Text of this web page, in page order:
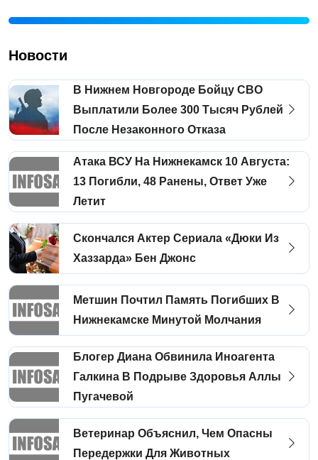
Новости
В Нижнем Новгороде Бойцу СВО
Выплатили Более 300 Тысяч Рублей
После Незаконного Отказа
Атака ВСУ На Нижнекамск 10 Августа:
13 Погибли, 48 Ранены, Ответ Уже
Летит
Скончался Актер Сериала «Дюки Из
Хаззарда» Бен Джонс
Метшин Почтил Память Погибших В
Нижнекамске Минутой Молчания
Блогер Диана Обвинила Иноагента
Галкина В Подрыве Здоровья Аллы
Пугачевой
Ветеринар Объяснил, Чем Опасны
Передержки Для Животных